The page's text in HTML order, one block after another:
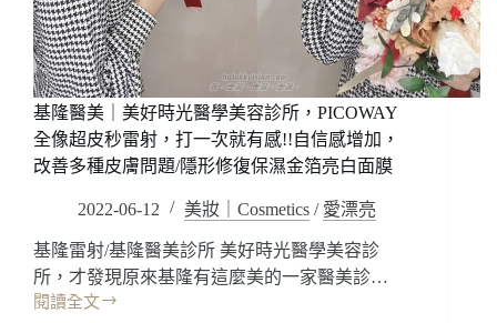
基隆醫美｜美好時光醫學美容診所，PICOWAY
全像超皮秒雷射，打一次就有感!!自信感增加，
改善多種皮膚問題/隱形修復保濕金箔亮白面膜
2022-06-12 美妝｜Cosmetics / 愛漂亮
基隆雷射/基隆醫美診所 美好時光醫學美容診
所，才發現原來基隆有這麼美的一家醫美診…
閱讀全文
基